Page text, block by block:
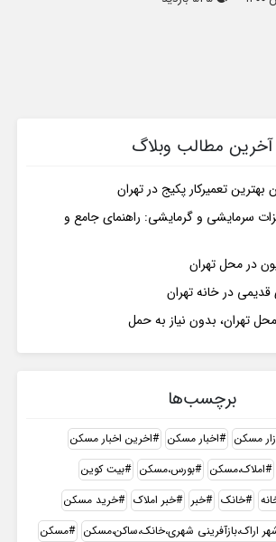
آخرین مطالب وبلاگ
بهترین تعمیرکار پکیج در تهران
سرمایشی و گرمایشی: راهنمای جامع و
در محل تهران
قدیمی در خانه تهران
تهران، بدون نیاز به حمل
برچسب‌ها
مسکن اخبار مسکن
اخرین اخبار مسکن
املاک،مسکن بورس،مسکن
بیت کوین
خانک خبر خبر املاک
خرید مسکن
اراک،بازآفرینی شهری،خانک،ساکن،مسکن
مسکن